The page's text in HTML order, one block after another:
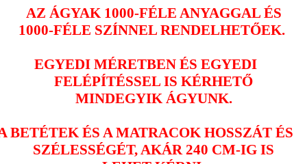
AZ ÁGYAK 1000-FÉLE ANYAGGAL ÉS
1000-FÉLE SZÍNNEL RENDELHETŐEK.
EGYEDI MÉRETBEN ÉS EGYEDI
FELÉPÍTÉSSEL IS KÉRHETŐ
MINDEGYIK ÁGYUNK.
BETÉTEK ÉS A MATRACOK HOSSZÁT ÉS
SZÉLESSÉGÉT, AKÁR 240 CM-IG IS